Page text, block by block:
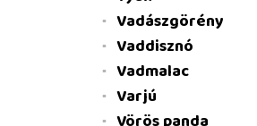
Vadászgörény
Vaddisznó
Vadmalac
Varjú